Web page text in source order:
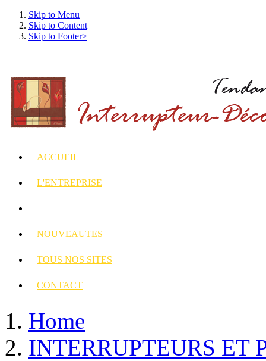
Skip to Menu
Skip to Content
Skip to Footer>
ACCUEIL
L'ENTREPRISE
NOUVEAUTES
TOUS NOS SITES
CONTACT
Home
INTERRUPTEURS ET